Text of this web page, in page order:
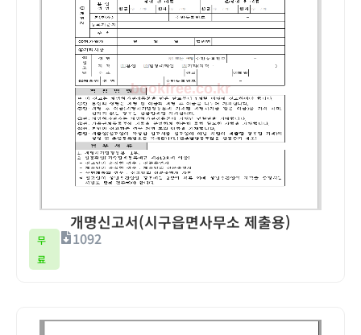
개명신고서(시구읍면사무소 제출용)
무
료
1092